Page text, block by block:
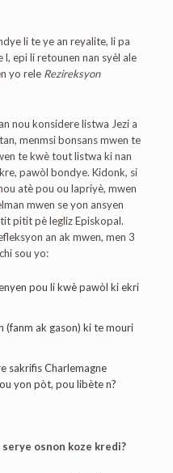
li te ye an reyalite, li pa
l, epi li retounen nan syèl ale
yo rele Rezireksyon
nou konsidere listwa Jezi a
menmsi bonsans mwen te
te kwè tout listwa ki nan
pawòl bondye. Kidonk, si
atè pou ou lapriyè, mwen
mwen se yon ansyen
pitit pè legliz Episkopal.
an ak mwen, men 3
sou yo:
pou li kwè pawòl ki ekri
(fanm ak gason) ki te mouri
sakrifis Charlemagne
yon pòt, pou libète n?
serye osnon koze kredi?